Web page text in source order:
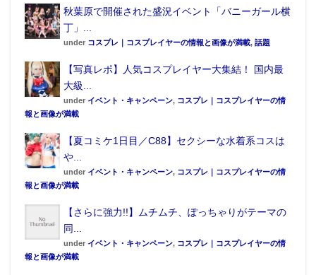
秋葉原で開催された盛況イベント「バニーガール横
丁」...
under コスプレ｜コスプレイヤーの情報と画像が満載, 話題
【写真レポ】人気コスプレイヤー大集結！ 国内最
大級...
under イベント・キャンペーン, コスプレ｜コスプレイヤーの情
報と画像が満載
【夏コミケ1日目／C88】セクシーな水着系コスは
や...
under イベント・キャンペーン, コスプレ｜コスプレイヤーの情
報と画像が満載
【さらに強力!!】ムチムチ、ぽっちゃりがテーマの
同...
under イベント・キャンペーン, コスプレ｜コスプレイヤーの情
報と画像が満載